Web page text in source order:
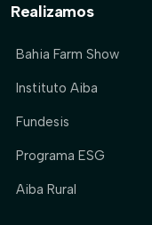
Realizamos
Bahia Farm Show
Instituto Aiba
Fundesis
Programa ESG
Aiba Rural